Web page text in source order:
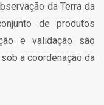
da Terra da
de produtos
e validação são
a coordenação da